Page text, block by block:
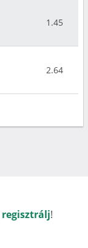
1.45
2.64
regisztrálj!